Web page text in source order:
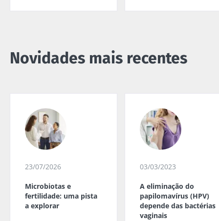
Novidades mais recentes
23/07/2026
Microbiotas e
fertilidade: uma pista
a explorar
03/03/2023
A eliminação do
papilomavírus (HPV)
depende das bactérias
vaginais